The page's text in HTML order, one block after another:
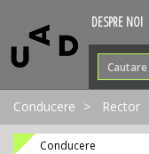
DESPRE NOI
Conducere Rector
Conducere